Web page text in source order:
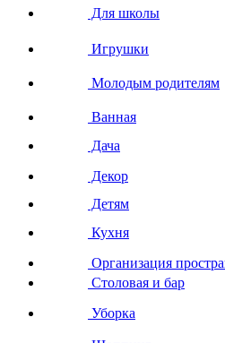
Для школы
Игрушки
Молодым родителям
Ванная
Дача
Декор
Детям
Кухня
Организация
Столовая и бар
Уборка